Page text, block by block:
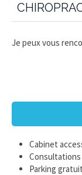
Je peux vous
Cabinet
Consultations
Parking